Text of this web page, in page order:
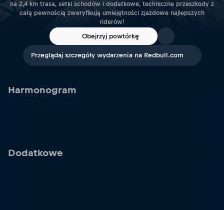
na 2,4 km trasa, setki schodów i dodatkowe, techniczne przeszkody z
całą pewnością zweryfikują umiejętności zjazdowe najlepszych
riderów!
Obejrzyj powtórkę
Przeglądaj szczegóły wydarzenia na Redbull.com
Harmonogram
Dodatkowe